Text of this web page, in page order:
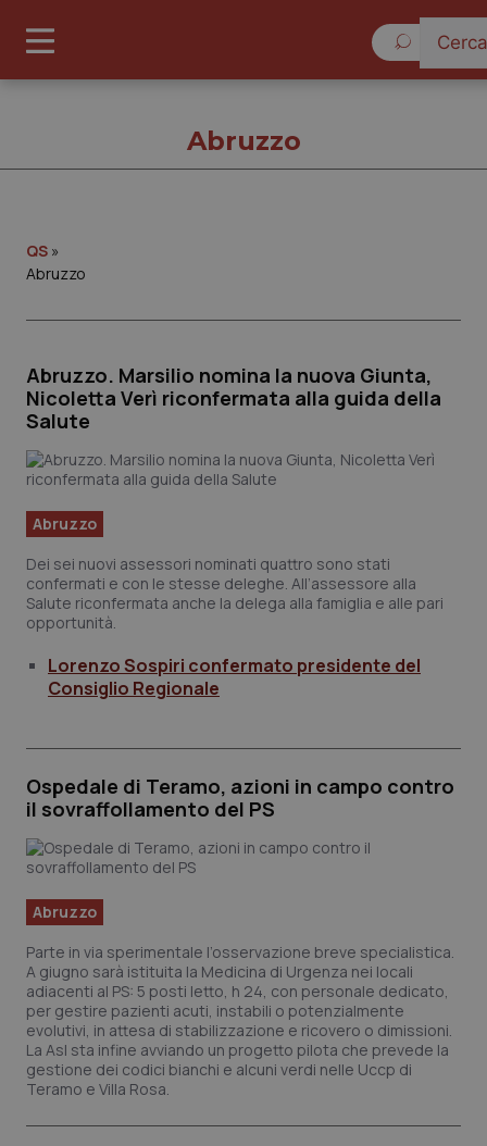
Governo e Parlamento
Regioni e Asl
Lavoro e Professioni
Scienza e Farmaci
Studi e Analisi
Edizioni Regionali
Professionisti Sanitari.AI
Abruzzo
Basilicata
Calabria
Campania
Emilia-Romagna
QS Pro Gold
Artrite & artrosi
Asma & BPCO
Car-T
Colesterolo & coronaropatie
QS Club
Abruzzo
QS »
Abruzzo
Abruzzo. Marsilio nomina la nuova Giunta,
Nicoletta Verì riconfermata alla guida della
Salute
Abruzzo
Dei sei nuovi assessori nominati quattro sono stati
confermati e con le stesse deleghe. All’assessore alla
Salute riconfermata anche la delega alla famiglia e alle pari
opportunità.
Lorenzo Sospiri confermato presidente del
Consiglio Regionale
Ospedale di Teramo, azioni in campo contro
il sovraffollamento del PS
Abruzzo
Parte in via sperimentale l’osservazione breve specialistica.
A giugno sarà istituita la Medicina di Urgenza nei locali
adiacenti al PS: 5 posti letto, h 24, con personale dedicato,
per gestire pazienti acuti, instabili o potenzialmente
evolutivi, in attesa di stabilizzazione e ricovero o dimissioni.
La Asl sta infine avviando un progetto pilota che prevede la
gestione dei codici bianchi e alcuni verdi nelle Uccp di
Teramo e Villa Rosa.